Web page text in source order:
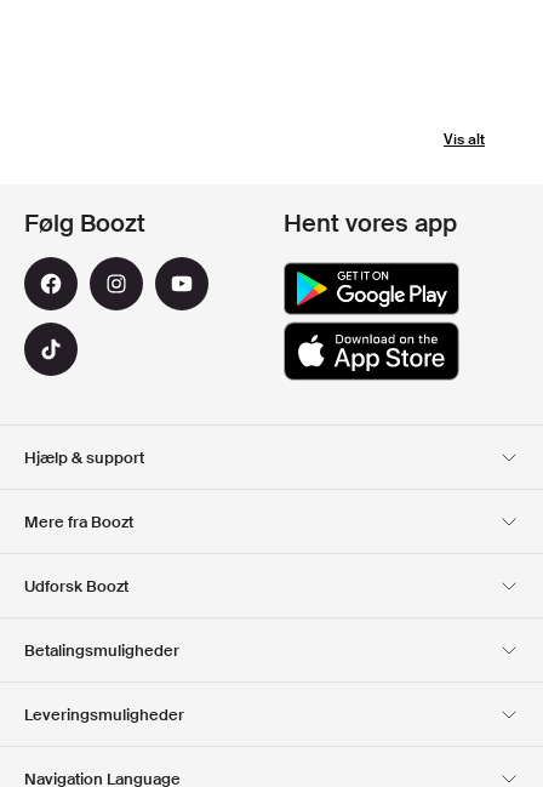
Vis alt
Hjælp & support
Mere fra Boozt
Club Boozt
Udforsk Boozt
Presse & udmærkelser
Følg Boozt Hent vores app
Betalingsmuligheder
Leveringsmuligheder
Navigation Language